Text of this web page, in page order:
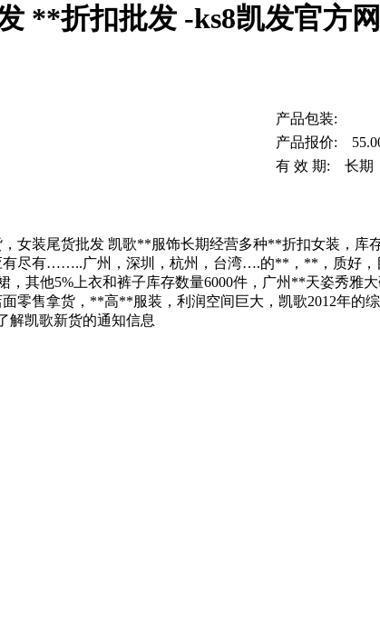
**折扣批发 -ks8凯发官方
产品包装:
产品报价:
有 效 期: 长期
女装尾货批发 凯歌**服饰长期经营多种**折扣女装，
尽有……..广州，深圳，杭州，台湾….的**，**，质好，
，其他5%上衣和裤子库存数量6000件，广州**天姿
零售拿货，**高**服装，利润空间巨大，凯歌2012年
解凯歌新货的通知信息